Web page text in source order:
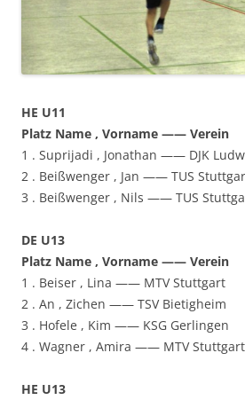
HE U11
Platz Name , Vorname —— Verein
1 . Suprijadi , Jonathan —— DJK
2 . Beißwenger , Jan —— TUS
3 . Beißwenger , Nils —— TUS
DE U13
Platz Name , Vorname —— Verein
1 . Beiser , Lina —— MTV Stuttgart
2 . An , Zichen —— TSV Bietigheim
3 . Hofele , Kim —— KSG Gerlingen
4 . Wagner , Amira —— MTV Stuttgart
HE U13